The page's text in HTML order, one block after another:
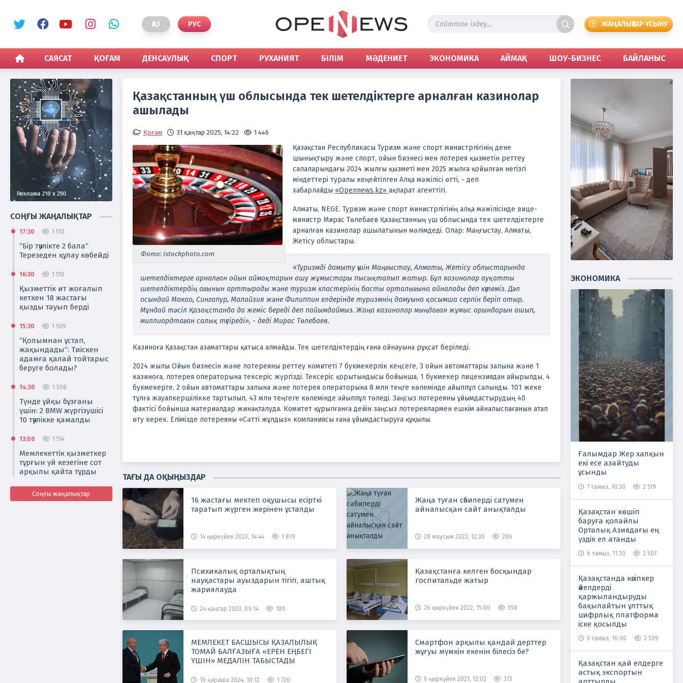
ҚАЗ РУС ЖАҢАЛЫҚТАР ҰСЫНУ
САЯСАТ ҚОҒАМ ДЕНСАУЛЫҚ СПОРТ РУХАНИЯТ БІЛІМ МӘДЕНИЕТ ЭКОНОМИКА АЙМАҚ ШОУ-БИЗНЕС БАЙЛАНЫС
СОҢҒЫ ЖАҢАЛЫҚТАР
17:30 1 510
“Бір тәулікте 2 бала“
Терезеден құлау көбейді
16:30 1 510
Қызметтік ит жоғалып
кеткен 18 жастағы
қызды тауып берді
15:30 1 509
“Қолымнан ұстап,
жақындады“: Тиіскен
адамға қалай тойтарыс
беруге болады?
14:30 1 508
Түнде ұйқы бұзғаны
үшін: 2 BMW жүргізушісі
10 тәулікке қамалды
13:00 1 514
Мемлекеттік қызметкер
тұрғын үй кезегіне сот
арқылы қайта тұрды
Соңғы жаңалықтар
Қазақстанның үш облысында тек шетелдіктерге арналған казинолар
ашылады
Қоғам 31 қаңтар 2025, 14:22 1 446
Фото: istockphoto.com
Қазақстан Республикасы Туризм және спорт министрлігінің дене
шынықтыру және спорт, ойын бизнесі мен лотерея қызметін реттеу
салаларындағы 2024 жылғы қызметі мен 2025 жылға қойылған негізгі
міндеттері туралы кеңейтілген Алқа мәжілісі өтті, - деп
хабарлайды «Opennews.kz» ақпарат агенттігі.
Алматы, NEGE. Туризм және спорт министрлігінің алқа мәжілісінде вице-
министр Мирас Төлебаев Қазақстанның үш облысында тек шетелдіктерге
арналған казинолар ашылатынын мәлімдеді. Олар: Маңғыстау, Алматы,
Жетісу облыстары.
«Туризмді дамыту үшін Маңғыстау, Алматы, Жетісу облыстарында
шетелдіктерге арналған ойын аймақтарын ашу жұмыстары пысықталып жатыр. Бұл казинолар ауқатты
шетелдіктердің ағынын арттырады және туризм кластерінің басты орталығына айналады деп күтеміз. Дәл
осындай Макао, Сингапур, Малайзия және Филиппин елдерінде туризмнің дамуына қосымша серпін беріп отыр.
Мұндай тәсіл Қазақстанда да жеміс береді деп пайымдаймыз. Жаңа казинолар мыңдаған жұмыс орындарын ашып,
миллиардтаған салық түсіреді», - деді Мирас Төлебаев.
Казиноға Қазақстан азаматтары қатыса алмайды. Тек шетелдіктердің ғана ойнауына рұқсат беріледі.
2024 жылы Ойын бизнесін және лотереяны реттеу комитеті 7 букмекерлік кеңсеге, 3 ойын автоматтары залына және 1
казиноға, лотерея операторына тексеріс жүргізді. Тексеріс қорытындысы бойынша, 1 букмекер лицензиядан айырылды, 4
букмекерге, 2 ойын автоматтары залына және лотерея операторына 8 млн теңге көлемінде айыппұл салынды. 101 жеке
тұлға жауапкершілікке тартылып, 43 млн теңгеге көлемінде айыппұл төледі. Заңсыз лотереяны ұйымдастырудың 40
фактісі бойынша материалдар жинақталуда. Комитет құрылғанға дейін заңсыз лотереялармен ешкім айналыспағанын атап
өту керек. Елімізде лотереяны «Сәтті жұлдыз» компаниясы ғана ұйымдастыруға құқылы.
ТАҒЫ ДА ОҚЫҢЫЗДАР
16 жастағы мектеп оқушысы есірткі
таратып жүрген жерінен ұсталды
14 қыркүйек 2023, 14:44 1 819
Жаңа туған сәбилерді сатумен
айналысқан сайт анықталды
28 маусым 2022, 12:30 286
Психикалық орталықтың
науқастары ауыздарын тігіп, аштық
жариялауда
24 қаңтар 2023, 09:14 180
Қазақстанға келген босқындар
госпитальде жатыр
26 қыркүйек 2022, 15:00 358
МЕМЛЕКЕТ БАСШЫСЫ ҚАЗАЛЫЛЫҚ
ТОМАЙ БАЛҒАЗЫҒА «ЕРЕН ЕҢБЕГІ
ҮШІН» МЕДАЛІН ТАБЫСТАДЫ
16 қараша 2024, 10:12 1 720
Смартфон арқылы қандай дерттер
жұғуы мүмкін екенін білесіз бе?
6 қыркүйек 2021, 12:02 373
ЭКОНОМИКА
Ғалымдар Жер халқын
екі есе азайтуды
ұсынды
7 тамыз, 10:30 2 519
Қазақстан көшіп
баруға қолайлы
Орталық Азиядағы ең
үздік ел атанды
6 тамыз, 11:30 2 507
Қазақстанда кәсіпкер
әйелдерді
қаржыландыруды
бақылайтын ұлттық
цифрлық платформа
іске қосылды
5 тамыз, 16:00 2 509
Қазақстан қай елдерге
астық экспортын